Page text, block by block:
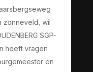
zonneveld, wil
SGP-
heeft vragen
en